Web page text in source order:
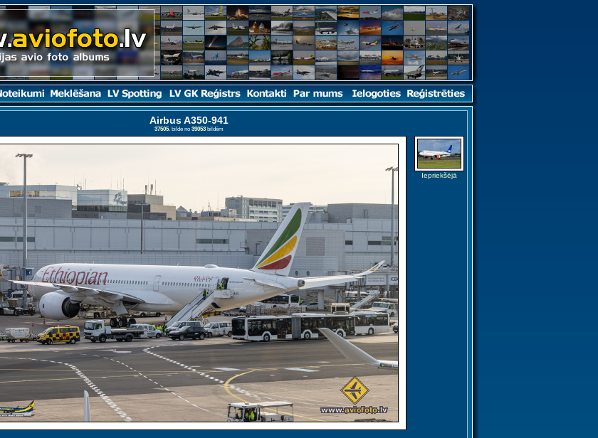
Airbus A350-941
37505. bilde no 39053 bildēm
Iepriekšējā